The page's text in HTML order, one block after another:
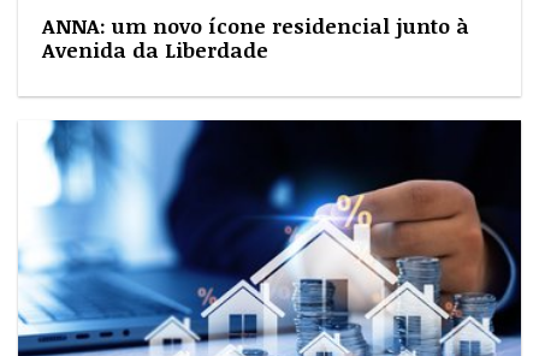
ANNA: um novo ícone residencial junto à
Avenida da Liberdade